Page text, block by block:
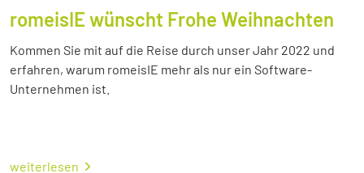
romeisIE wünscht Frohe Weihnachten
Kommen Sie mit auf die Reise durch unser Jahr 2022 und
erfahren, warum romeisIE mehr als nur ein Software-
Unternehmen ist.
weiterlesen